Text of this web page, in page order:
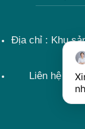
Địa chỉ : Khu
Liên hệ :